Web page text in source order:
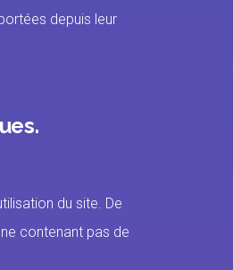
depuis leur
du site. De
contenant pas de